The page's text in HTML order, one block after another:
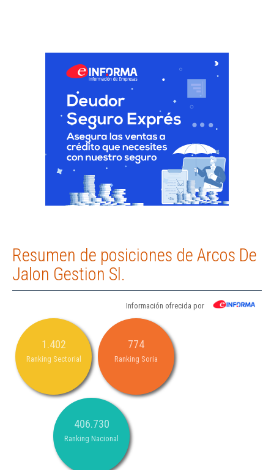
Resumen de posiciones de Arcos De
Jalon Gestion Sl.
Información ofrecida por
1.402
Ranking Sectorial
774
Ranking Soria
406.730
Ranking Nacional